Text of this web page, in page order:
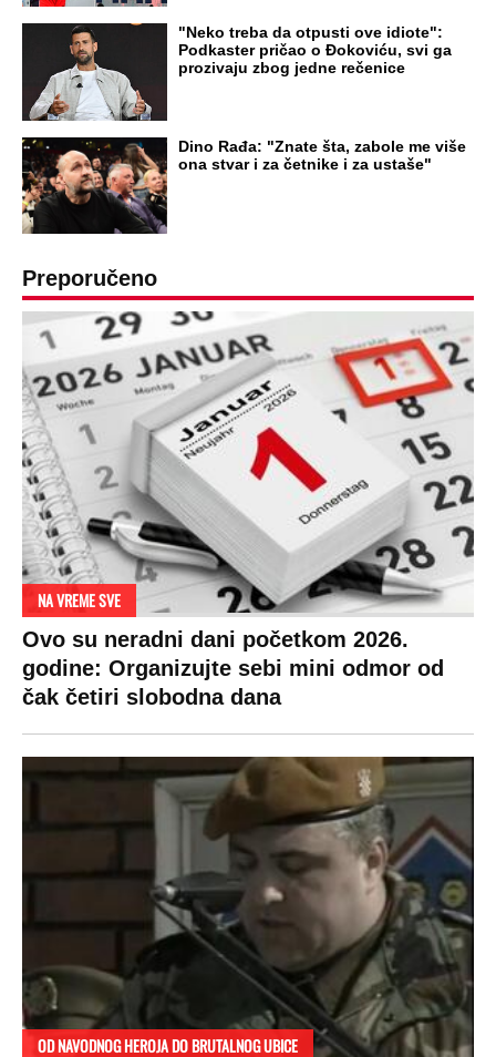
OD NAVODNOG HEROJA DO BRUTALNOG UBICE
GENERAL IVAN STRELJAO SRBE, A
HRVATI GA SLAVILI KAO HEROJA KNINA:
UBIJAO!
DRAMA ZBOG LJUBAVNE PRIČE
Zbog svadbe trudne Srpkinje i Albanca
proradio nacionalizam! Popljuvali ih samo
tako: "Ti si svoje srpsko izdala"